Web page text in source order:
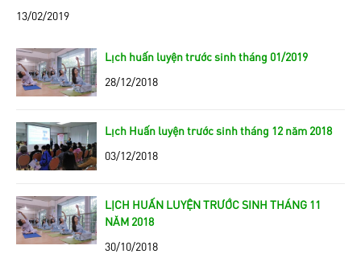
13/02/2019
Lịch huấn luyện trước sinh tháng 01/2019
28/12/2018
Lịch Huấn luyện trước sinh tháng 12 năm 2018
03/12/2018
LỊCH HUẤN LUYỆN TRƯỚC SINH THÁNG 11
NĂM 2018
30/10/2018